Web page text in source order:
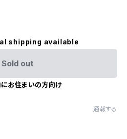
shipping available
Sold out
お住まいの方向け
通報する